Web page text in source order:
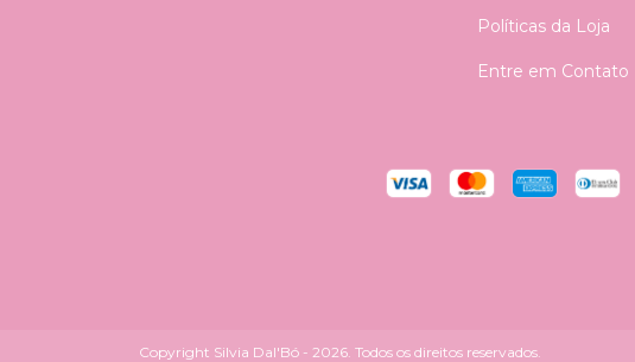
Políticas da Loja
Entre em Contato
Copyright Silvia Dal'Bó - 2026. Todos os direitos reservados.